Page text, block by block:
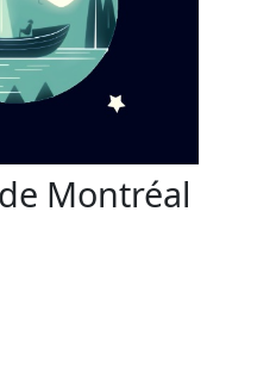
Montréal